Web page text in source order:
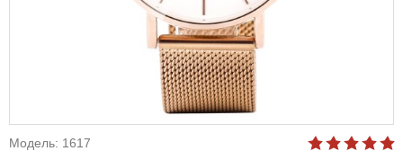
Модель: 1617